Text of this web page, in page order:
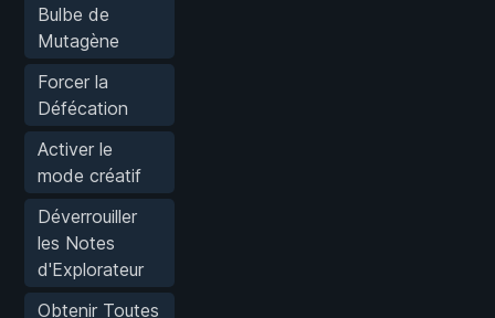
Bulbe de
Mutagène
Forcer la
Défécation
Activer le
mode créatif
Déverrouiller
les Notes
d'Explorateur
Obtenir Toutes